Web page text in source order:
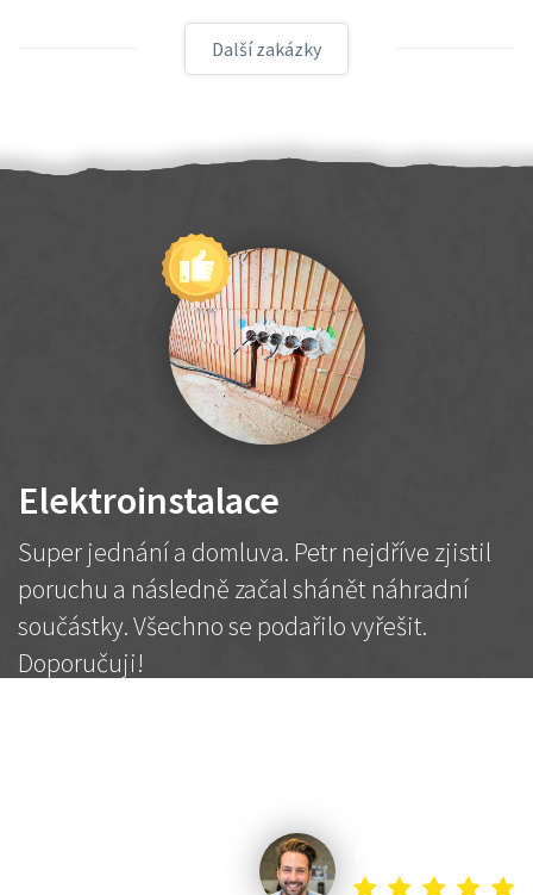
Další zakázky
Elektroinstalace
Super jednání a domluva. Petr nejdříve zjistil
poruchu a následně začal shánět náhradní
součástky. Všechno se podařilo vyřešit.
Doporučuji!